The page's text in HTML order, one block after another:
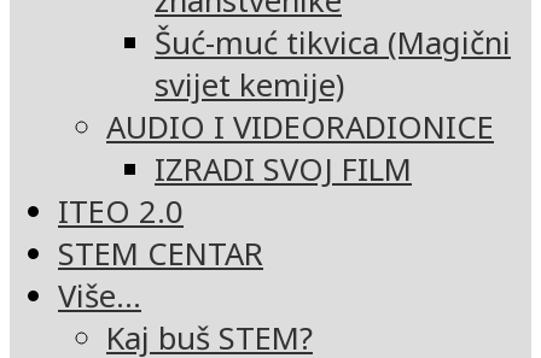
Šuć-muć tikvica (Magični
svijet kemije)
AUDIO I VIDEORADIONICE
IZRADI SVOJ FILM
ITEO 2.0
STEM CENTAR
Više…
Kaj buš STEM?